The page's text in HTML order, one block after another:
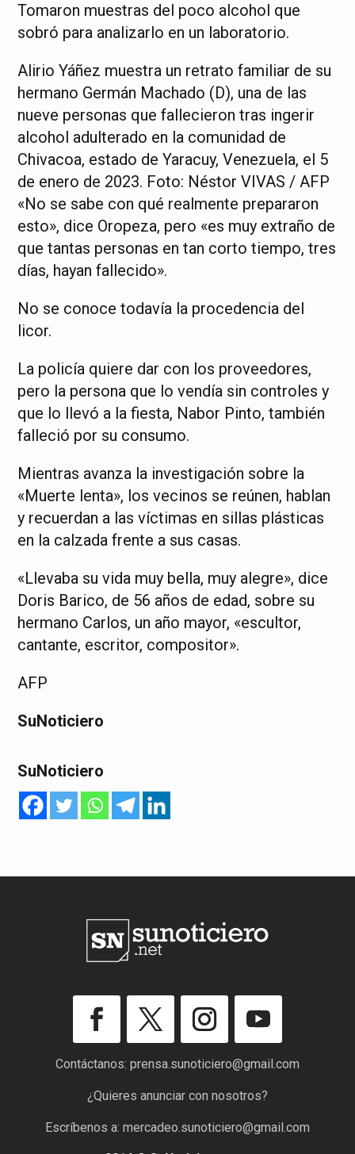
Tomaron muestras del poco alcohol que
sobró para analizarlo en un laboratorio.
Alirio Yáñez muestra un retrato familiar de su
hermano Germán Machado (D), una de las
nueve personas que fallecieron tras ingerir
alcohol adulterado en la comunidad de
Chivacoa, estado de Yaracuy, Venezuela, el 5
de enero de 2023. Foto: Néstor VIVAS / AFP
«No se sabe con qué realmente prepararon
esto», dice Oropeza, pero «es muy extraño de
que tantas personas en tan corto tiempo, tres
días, hayan fallecido».
No se conoce todavía la procedencia del
licor.
La policía quiere dar con los proveedores,
pero la persona que lo vendía sin controles y
que lo llevó a la fiesta, Nabor Pinto, también
falleció por su consumo.
Mientras avanza la investigación sobre la
«Muerte lenta», los vecinos se reúnen, hablan
y recuerdan a las víctimas en sillas plásticas
en la calzada frente a sus casas.
«Llevaba su vida muy bella, muy alegre», dice
Doris Barico, de 56 años de edad, sobre su
hermano Carlos, un año mayor, «escultor,
cantante, escritor, compositor».
AFP
SuNoticiero
SuNoticiero
Contáctanos: prensa.sunoticiero@gmail.com
¿Quieres anunciar con nosotros?
Escríbenos a: mercadeo.sunoticiero@gmail.com